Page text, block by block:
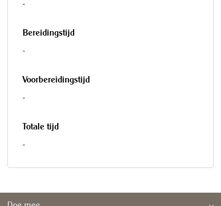
-
Bereidingstijd
-
Voorbereidingstijd
-
Totale tijd
-